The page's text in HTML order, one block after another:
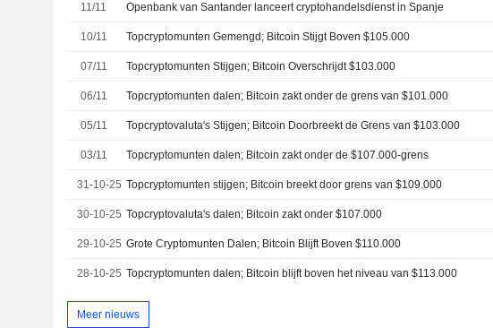
11/11 Openbank van Santander lanceert cryptohandelsdienst in Spanje
10/11 Topcryptomunten Gemengd; Bitcoin Stijgt Boven $105.000
07/11 Topcryptomunten Stijgen; Bitcoin Overschrijdt $103.000
06/11 Topcryptomunten dalen; Bitcoin zakt onder de grens van $101.000
05/11 Topcryptovaluta's Stijgen; Bitcoin Doorbreekt de Grens van $103.000
03/11 Topcryptomunten dalen; Bitcoin zakt onder de $107.000-grens
31-10-25 Topcryptomunten stijgen; Bitcoin breekt door grens van $109.000
30-10-25 Topcryptovaluta's dalen; Bitcoin zakt onder $107.000
29-10-25 Grote Cryptomunten Dalen; Bitcoin Blijft Boven $110.000
28-10-25 Topcryptomunten dalen; Bitcoin blijft boven het niveau van $113.000
Meer nieuws